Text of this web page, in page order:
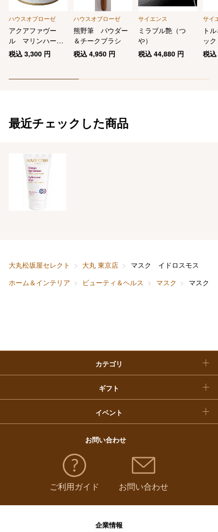
ハウスオブローゼ
アクアファヴー
ル マリンハーブ
スパ ボディパウ
税込 3,300円
ハウスオブローゼ
熊野筆 パウダー
＆チークブラシ
税込4,950 円
サイエンス
ミラブル艶（つ
や）
税込44,880 円
サイ
ト
ック
税
最近チェックした商品
大丸松坂屋セレクト 大丸 東京店
マスク イドロスモス
ホーム＆インテリア
ビューティ＆ヘルス マスク マスク
カテゴリ
ベビー＆キッズ
ギフト
お香典返し
快気祝い
イベント
敬老の日
福袋
お問い合わせ
ご利用ガイド お問い合わせ
企業情報